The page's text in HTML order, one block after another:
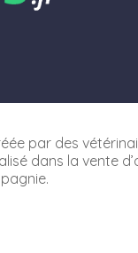
par des
dans la vente